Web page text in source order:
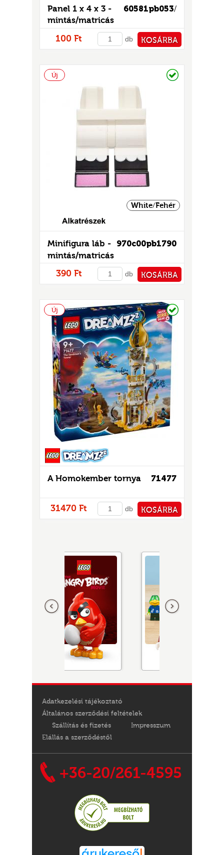
60581pb053/
Panel 1 x 4 x 3 -
mintás/matricás
100 Ft db KOSÁRBA
Új
White/Fehér
970c00pb1790
Minifigura láb -
mintás/matricás
390 Ft db KOSÁRBA
Új
71477
A Homokember tornya
31470 Ft db KOSÁRBA
Adatkezelési tájékoztató
Általános szerződési feltételek
Szállítás és fizetés
Impresszum
Elállás a szerződéstől
+36-20/261-4595